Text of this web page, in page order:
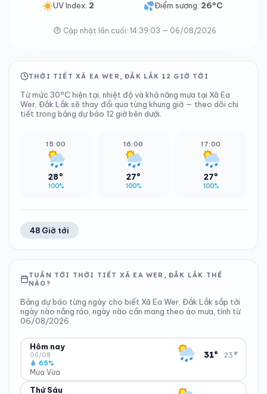
UV Index: 2 Điểm sương: 26°C
Cập nhật lần cuối: 14:39:03 — 06/08/2026
THỜI TIẾT XÃ EA WER, ĐẮK LẮK 12 GIỜ TỚI
Từ mức 30°C hiện tại, nhiệt độ và khả năng mưa tại Xã Ea
Wer, Đắk Lắk sẽ thay đổi qua từng khung giờ — theo dõi chi
tiết trong bảng dự báo 12 giờ bên dưới.
15:00
28°
100%
16:00
27°
100%
17:00
27°
100%
48 Giờ tới
TUẦN TỚI THỜI TIẾT XÃ EA WER, ĐẮK LẮK THẾ
NÀO?
Bảng dự báo từng ngày cho biết Xã Ea Wer, Đắk Lắk sắp tới
ngày nào nắng ráo, ngày nào cần mang theo áo mưa, tính từ
06/08/2026.
Hôm nay
06/08
Mưa Vừa
65%
31° 23°
▾
ĐỘ ẨM
Thứ Sáu